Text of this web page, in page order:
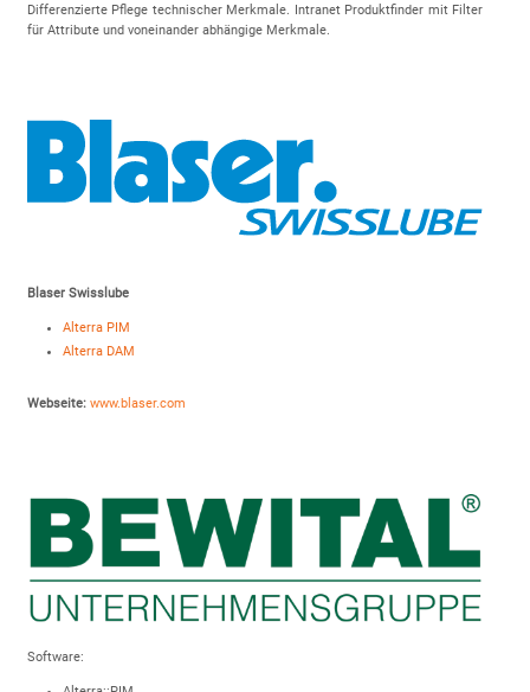
Differenzierte Pflege technischer Merkmale. Intranet Produktfinder mit Filter
für Attribute und voneinander abhängige Merkmale.
Blaser Swisslube
Alterra PIM
Alterra DAM
Webseite: www.blaser.com
Software: